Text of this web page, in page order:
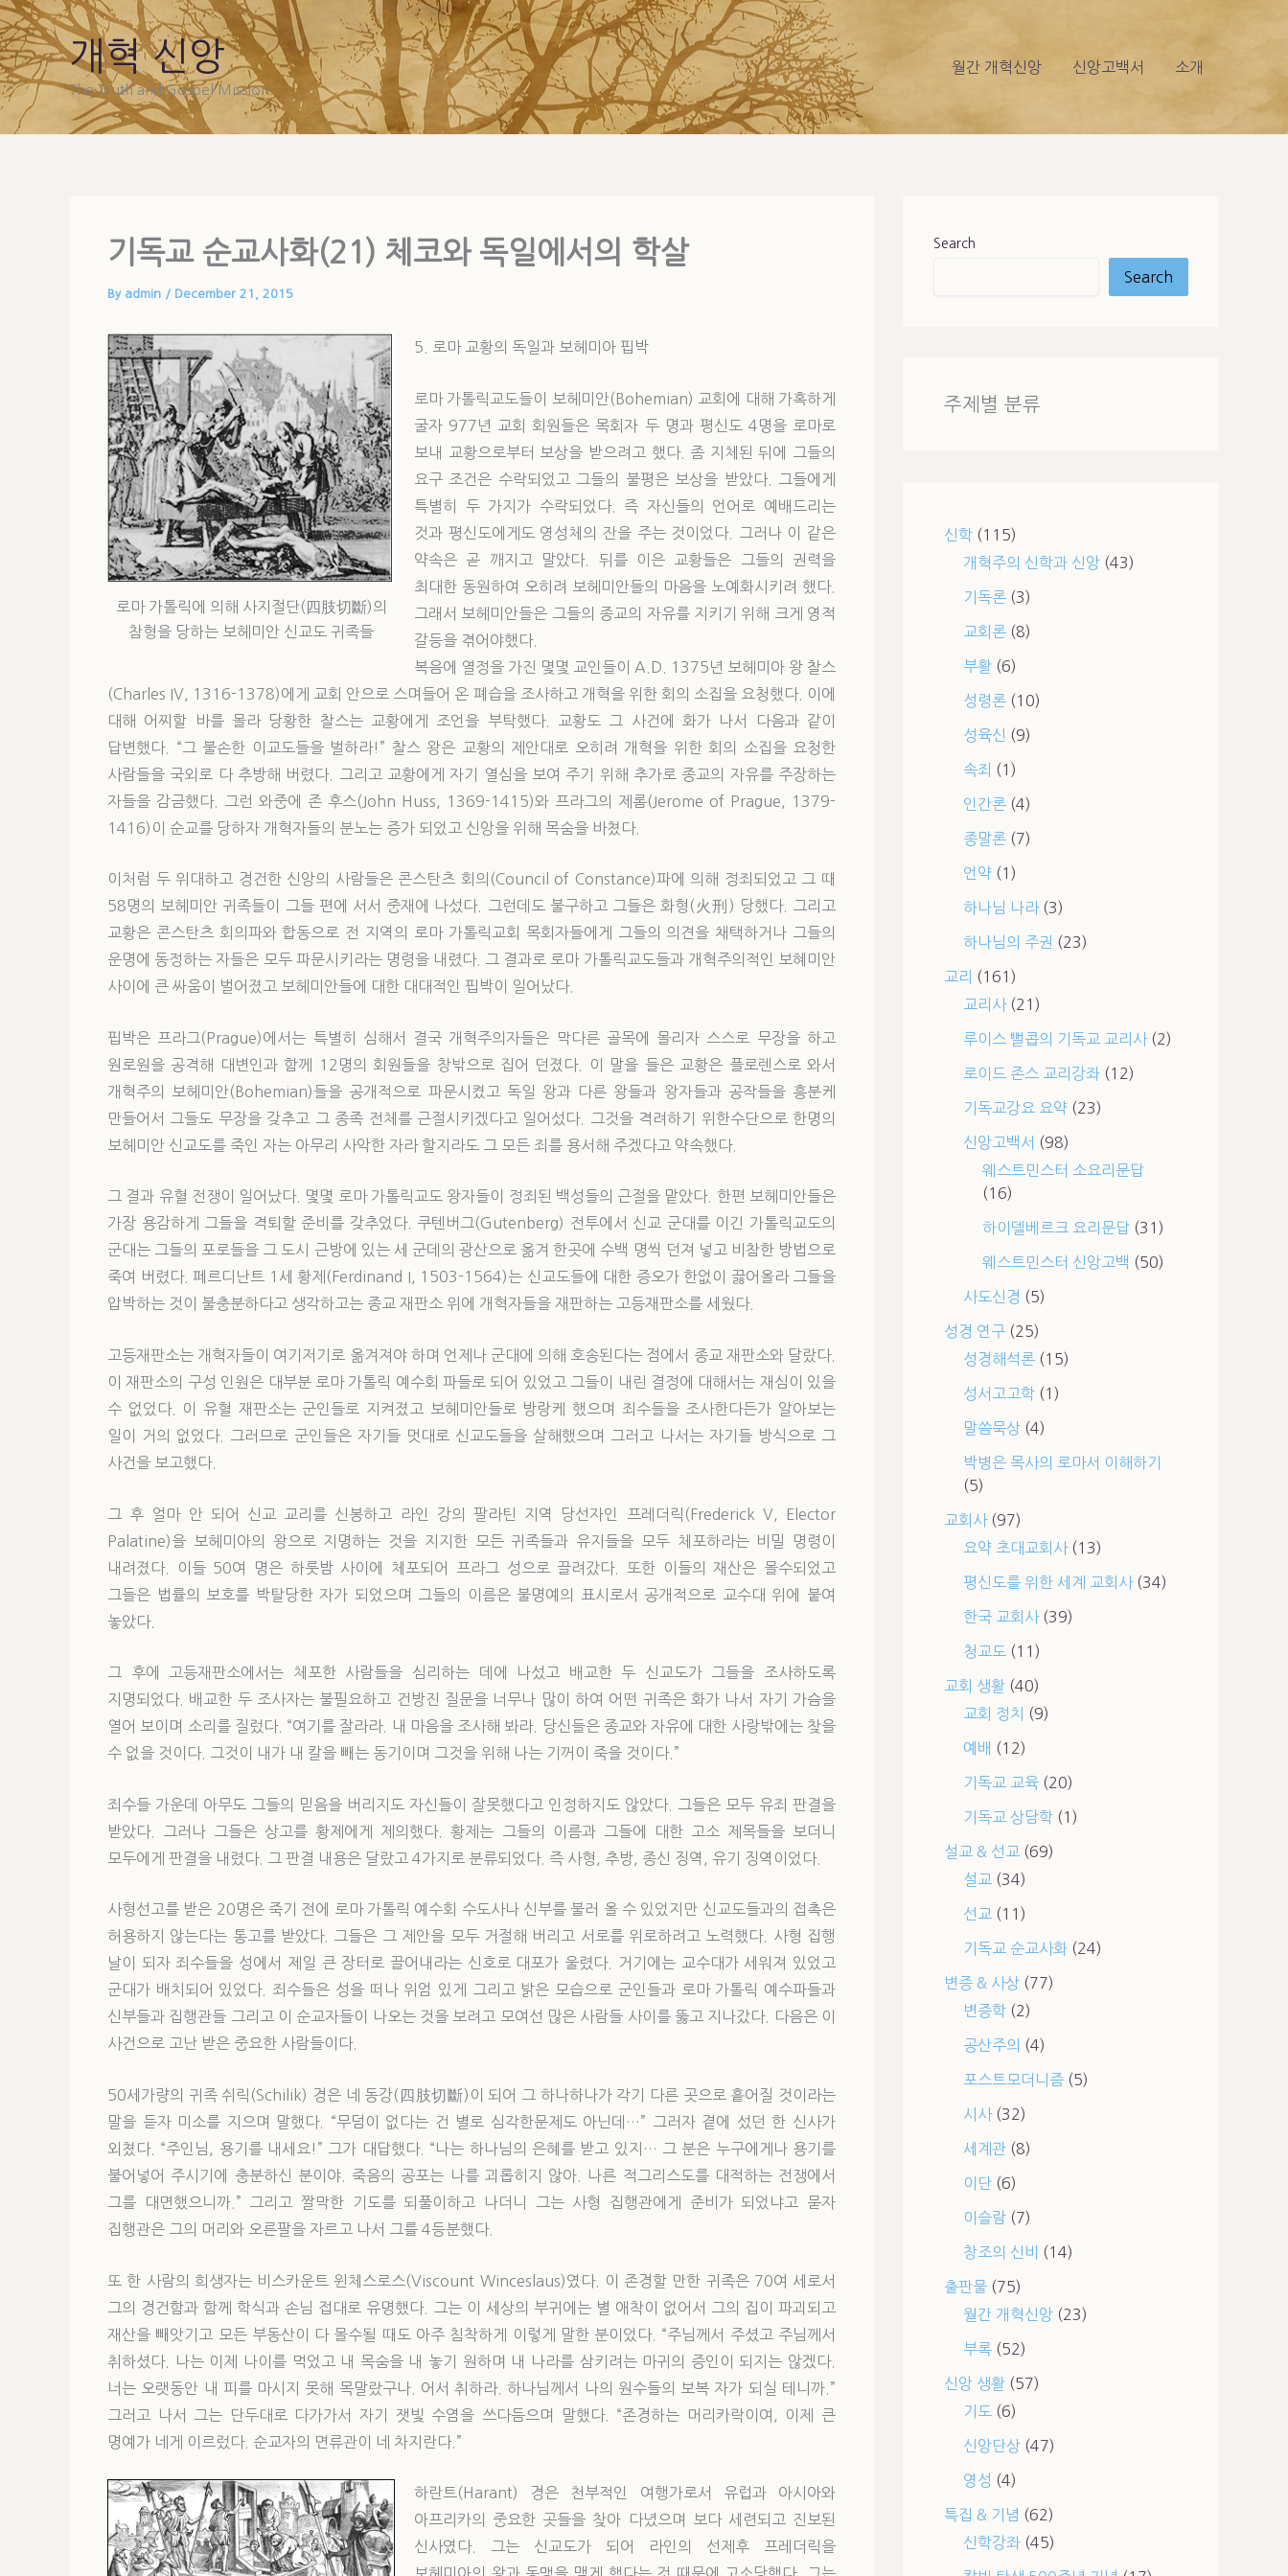
Skip
to
content
개혁 신앙
The Truth and Gospel Mission
월간 개혁신앙 신앙고백서 소개
기독교 순교사화(21) 체코와 독일에서의 학살
By admin / December 21, 2015
로마 가톨릭에 의해 사지절단(四肢切斷)의
참형을 당하는 보헤미안 신교도 귀족들
5. 로마 교황의 독일과 보헤미아 핍박
로마 가톨릭교도들이 보헤미안(Bohemian) 교회에 대해 가혹하게
굴자 977년 교회 회원들은 목회자 두 명과 평신도 4명을 로마로
보내 교황으로부터 보상을 받으려고 했다. 좀 지체된 뒤에 그들의
요구 조건은 수락되었고 그들의 불평은 보상을 받았다. 그들에게
특별히 두 가지가 수락되었다. 즉 자신들의 언어로 예배드리는
것과 평신도에게도 영성체의 잔을 주는 것이었다. 그러나 이 같은
약속은 곧 깨지고 말았다. 뒤를 이은 교황들은 그들의 권력을
최대한 동원하여 오히려 보헤미안들의 마음을 노예화시키려 했다.
그래서 보헤미안들은 그들의 종교의 자유를 지키기 위해 크게 영적
갈등을 겪어야했다.
복음에 열정을 가진 몇몇 교인들이 A.D. 1375년 보헤미아 왕 찰스
(Charles IV, 1316-1378)에게 교회 안으로 스며들어 온 폐습을 조사하고 개혁을 위한 회의 소집을 요청했다. 이에
대해 어찌할 바를 몰라 당황한 찰스는 교황에게 조언을 부탁했다. 교황도 그 사건에 화가 나서 다음과 같이
답변했다. “그 불손한 이교도들을 벌하라!” 찰스 왕은 교황의 제안대로 오히려 개혁을 위한 회의 소집을 요청한
사람들을 국외로 다 추방해 버렸다. 그리고 교황에게 자기 열심을 보여 주기 위해 추가로 종교의 자유를 주장하는
자들을 감금했다. 그런 와중에 존 후스(John Huss, 1369-1415)와 프라그의 제롬(Jerome of Prague, 1379-
1416)이 순교를 당하자 개혁자들의 분노는 증가 되었고 신앙을 위해 목숨을 바쳤다.
이처럼 두 위대하고 경건한 신앙의 사람들은 콘스탄츠 회의(Council of Constance)파에 의해 정죄되었고 그 때
58명의 보헤미안 귀족들이 그들 편에 서서 중재에 나섰다. 그런데도 불구하고 그들은 화형(火刑) 당했다. 그리고
교황은 콘스탄츠 회의파와 합동으로 전 지역의 로마 가톨릭교회 목회자들에게 그들의 의견을 채택하거나 그들의
운명에 동정하는 자들은 모두 파문시키라는 명령을 내렸다. 그 결과로 로마 가톨릭교도들과 개혁주의적인 보혜미안
사이에 큰 싸움이 벌어졌고 보헤미안들에 대한 대대적인 핍박이 일어났다.
핍박은 프라그(Prague)에서는 특별히 심해서 결국 개혁주의자들은 막다른 골목에 몰리자 스스로 무장을 하고
원로원을 공격해 대변인과 함께 12명의 회원들을 창밖으로 집어 던졌다. 이 말을 들은 교황은 플로렌스로 와서
개혁주의 보헤미안(Bohemian)들을 공개적으로 파문시켰고 독일 왕과 다른 왕들과 왕자들과 공작들을 흥분케
만들어서 그들도 무장을 갖추고 그 종족 전체를 근절시키겠다고 일어섰다. 그것을 격려하기 위한수단으로 한명의
보헤미안 신교도를 죽인 자는 아무리 사악한 자라 할지라도 그 모든 죄를 용서해 주겠다고 약속했다.
그 결과 유혈 전쟁이 일어났다. 몇몇 로마 가톨릭교도 왕자들이 정죄된 백성들의 근절을 맡았다. 한편 보헤미안들은
가장 용감하게 그들을 격퇴할 준비를 갖추었다. 쿠텐버그(Gutenberg) 전투에서 신교 군대를 이긴 가톨릭교도의
군대는 그들의 포로들을 그 도시 근방에 있는 세 군데의 광산으로 옮겨 한곳에 수백 명씩 던져 넣고 비참한 방법으로
죽여 버렸다. 페르디난트 1세 황제(Ferdinand I, 1503-1564)는 신교도들에 대한 증오가 한없이 끓어올라 그들을
압박하는 것이 불충분하다고 생각하고는 종교 재판소 위에 개혁자들을 재판하는 고등재판소를 세웠다.
고등재판소는 개혁자들이 여기저기로 옮겨져야 하며 언제나 군대에 의해 호송된다는 점에서 종교 재판소와 달랐다.
이 재판소의 구성 인원은 대부분 로마 가톨릭 예수회 파들로 되어 있었고 그들이 내린 결정에 대해서는 재심이 있을
수 없었다. 이 유혈 재판소는 군인들로 지켜졌고 보헤미안들로 방랑케 했으며 죄수들을 조사한다든가 알아보는
일이 거의 없었다. 그러므로 군인들은 자기들 멋대로 신교도들을 살해했으며 그러고 나서는 자기들 방식으로 그
사건을 보고했다.
그 후 얼마 안 되어 신교 교리를 신봉하고 라인 강의 팔라틴 지역 당선자인 프레더릭(Frederick V, Elector
Palatine)을 보헤미아의 왕으로 지명하는 것을 지지한 모든 귀족들과 유지들을 모두 체포하라는 비밀 명령이
내려졌다. 이들 50여 명은 하룻밤 사이에 체포되어 프라그 성으로 끌려갔다. 또한 이들의 재산은 몰수되었고
그들은 법률의 보호를 박탈당한 자가 되었으며 그들의 이름은 불명예의 표시로서 공개적으로 교수대 위에 붙여
놓았다.
그 후에 고등재판소에서는 체포한 사람들을 심리하는 데에 나섰고 배교한 두 신교도가 그들을 조사하도록
지명되었다. 배교한 두 조사자는 불필요하고 건방진 질문을 너무나 많이 하여 어떤 귀족은 화가 나서 자기 가슴을
열어 보이며 소리를 질렀다. “여기를 잘라라. 내 마음을 조사해 봐라. 당신들은 종교와 자유에 대한 사랑밖에는 찾을
수 없을 것이다. 그것이 내가 내 칼을 빼는 동기이며 그것을 위해 나는 기꺼이 죽을 것이다.”
죄수들 가운데 아무도 그들의 믿음을 버리지도 자신들이 잘못했다고 인정하지도 않았다. 그들은 모두 유죄 판결을
받았다. 그러나 그들은 상고를 황제에게 제의했다. 황제는 그들의 이름과 그들에 대한 고소 제목들을 보더니
모두에게 판결을 내렸다. 그 판결 내용은 달랐고 4가지로 분류되었다. 즉 사형, 추방, 종신 징역, 유기 징역이었다.
사형선고를 받은 20명은 죽기 전에 로마 가톨릭 예수회 수도사나 신부를 불러 올 수 있었지만 신교도들과의 접촉은
허용하지 않는다는 통고를 받았다. 그들은 그 제안을 모두 거절해 버리고 서로를 위로하려고 노력했다. 사형 집행
날이 되자 죄수들을 성에서 제일 큰 장터로 끌어내라는 신호로 대포가 울렸다. 거기에는 교수대가 세워져 있었고
군대가 배치되어 있었다. 죄수들은 성을 떠나 위엄 있게 그리고 밝은 모습으로 군인들과 로마 가톨릭 예수파들과
신부들과 집행관들 그리고 이 순교자들이 나오는 것을 보려고 모여선 많은 사람들 사이를 뚫고 지나갔다. 다음은 이
사건으로 고난 받은 중요한 사람들이다.
50세가량의 귀족 쉬릭(Schilik) 경은 네 동강(四肢切斷)이 되어 그 하나하나가 각기 다른 곳으로 흩어질 것이라는
말을 듣자 미소를 지으며 말했다. “무덤이 없다는 건 별로 심각한문제도 아닌데…” 그러자 곁에 섰던 한 신사가
외쳤다. “주인님, 용기를 내세요!” 그가 대답했다. “나는 하나님의 은혜를 받고 있지… 그 분은 누구에게나 용기를
불어넣어 주시기에 충분하신 분이야. 죽음의 공포는 나를 괴롭히지 않아. 나른 적그리스도를 대적하는 전쟁에서
그를 대면했으니까.” 그리고 짤막한 기도를 되풀이하고 나더니 그는 사형 집행관에게 준비가 되었냐고 묻자
집행관은 그의 머리와 오른팔을 자르고 나서 그를 4등분했다.
또 한 사람의 희생자는 비스카운트 윈체스로스(Viscount Winceslaus)였다. 이 존경할 만한 귀족은 70여 세로서
그의 경건함과 함께 학식과 손님 접대로 유명했다. 그는 이 세상의 부귀에는 별 애착이 없어서 그의 집이 파괴되고
재산을 빼앗기고 모든 부동산이 다 몰수될 때도 아주 침착하게 이렇게 말한 분이었다. “주님께서 주셨고 주님께서
취하셨다. 나는 이제 나이를 먹었고 내 목숨을 내 놓기 원하며 내 나라를 삼키려는 마귀의 증인이 되지는 않겠다.
너는 오랫동안 내 피를 마시지 못해 목말랐구나. 어서 취하라. 하나님께서 나의 원수들의 보복 자가 되실 테니까.”
그러고 나서 그는 단두대로 다가가서 자기 잿빛 수염을 쓰다듬으며 말했다. “존경하는 머리카락이여, 이제 큰
명예가 네게 이르렀다. 순교자의 면류관이 네 차지란다.”
하란트(Harant) 경은 천부적인 여행가로서 유럽과 아시아와
아프리카의 중요한 곳들을 찾아 다녔으며 보다 세련되고 진보된
신사였다. 그는 신교도가 되어 라인의 선제후 프레더릭을
Search
Search
주제별 분류
신학(115)
개혁주의 신학과 신앙(43)
기독론(3)
교회론(8)
부활(6)
성령론(10)
성육신 (9)
속죄 (1)
인간론(4)
종말론(7)
언약(1)
하나님 나라(3)
하나님의 주권 (23)
교리 (161)
교리사(21)
루이스 뻘콥의 기독교 교리사(2)
로이드 존스 교리강좌(12)
기독교강요 요약(23)
신앙고백서 (98)
웨스트민스터 소요리문답
(16)
하이델베르크 요리문답(31)
웨스트민스터 신앙고백 (50)
사도신경 (5)
성경 연구(25)
성경해석론(15)
성서고고학(1)
말씀묵상(4)
박병은 목사의 로마서 이해하기
(5)
교회사(97)
요약 초대교회사(13)
평신도를 위한 세계 교회사(34)
한국 교회사(39)
청교도 (11)
교회 생활(40)
교회 정치
(9)
예배 (12)
기독교 교육(20)
기독교 상담학(1)
설교 & 선교 (69)
설교 (34)
선교 (11)
기독교 순교사화(24)
변증 & 사상(77)
변증학(2)
공산주의 (4)
포스트모더니즘(5)
시사(32)
세계관(8)
이단(6)
이슬람(7)
창조의 신비 (14)
출판물(75)
월간 개혁신앙(23)
부록(52)
신앙 생활(57)
기도 (6)
신앙단상(47)
영성 (4)
특집 & 기념 (62)
신학강좌(45)